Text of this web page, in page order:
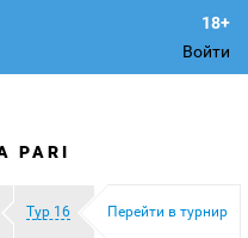
Войти
PARI
Тур 16 Перейти в турнир